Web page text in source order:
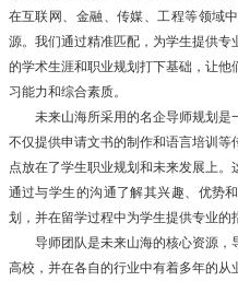
在互联网、金融、传媒、工程等领域
源。我们通过精准匹配，为学生提供专
的学术生涯和职业规划打下基础，让他
习能力和综合素质。
未来山海所采用的名企导师规划是
不仅提供申请文书的制作和语言培训等
点放在了学生职业规划和未来发展上。
通过与学生的沟通了解其兴趣、优势
划，并在留学过程中为学生提供专业的
导师团队是未来山海的核心资源，
高校，并在各自的行业中有着多年的从